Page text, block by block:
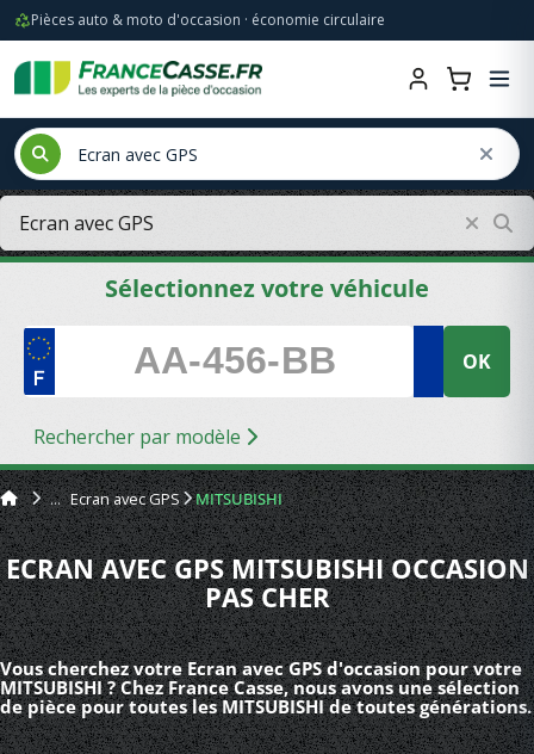
Pièces auto & moto d'occasion · économie circulaire
Sélectionnez votre véhicule
OK
Rechercher par modèle
Ecran avec GPS MITSUBISHI
ECRAN AVEC GPS MITSUBISHI OCCASION
PAS CHER
Vous cherchez votre Ecran avec GPS d'occasion pour votre
MITSUBISHI ? Chez France Casse, nous avons une sélection
de pièce pour toutes les MITSUBISHI de toutes générations.